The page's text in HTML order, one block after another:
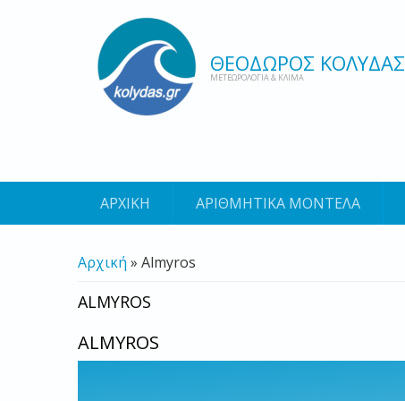
ΘΕΟΔΩΡΟΣ ΚΟΛΥΔΑΣ
ΜΕΤΕΩΡΟΛΟΓΙΑ & ΚΛΙΜΑ
ΑΡΧΙΚΗ ΑΡΙΘΜΗΤΙΚΑ ΜΟΝΤΕΛΑ
ΕΙΣΤΕ ΕΔΩ
Αρχική » Almyros
ALMYROS
ALMYROS